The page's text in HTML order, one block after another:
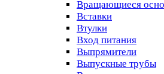
Вращающиеся
Вставки
Втулки
Вход питания
Выпрямители
Выпускные трубы